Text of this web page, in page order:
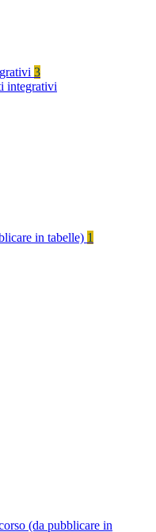
3
integrativi
in tabelle) 1
(da pubblicare in